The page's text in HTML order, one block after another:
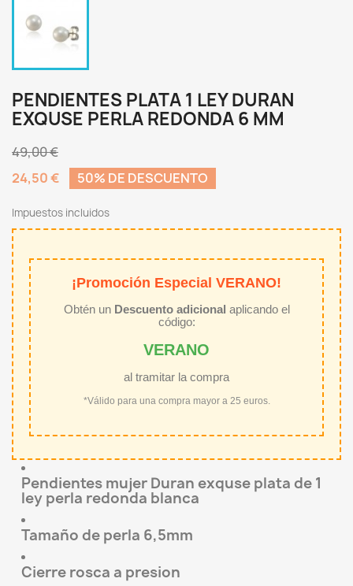
PENDIENTES PLATA 1 LEY DURAN
EXQUSE PERLA REDONDA 6 MM
49,00 €
24,50 €
50% DE DESCUENTO
Impuestos incluidos
¡Promoción Especial VERANO!
Obtén un Descuento adicional aplicando el
código:
VERANO
al tramitar la compra
*Válido para una compra mayor a 25 euros.
Pendientes mujer Duran exquse plata de 1
ley perla redonda blanca
Tamaño de perla 6,5mm
Cierre rosca a presion